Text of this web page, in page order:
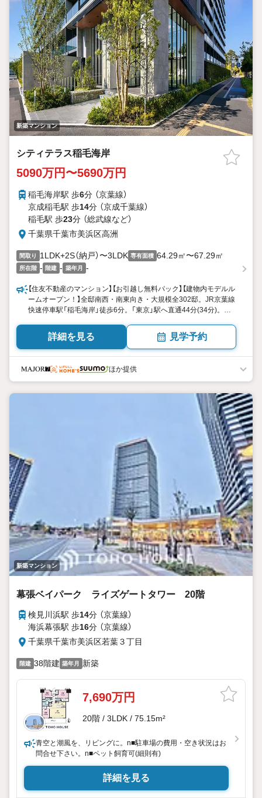
新築マンション
シティテラス稲毛海岸
5090万円〜5690万円
稲毛海岸駅 歩6分 （京葉線）
京成稲毛駅 歩14分 （京成千葉線）
稲毛駅 歩23分 （総武線など）
千葉県千葉市美浜区高洲
間取り 1LDK+2S（納戸）〜3LDK 専有面積 64.29㎡〜67.29㎡
所在階 - 階建 - 築年月 -
【住友不動産のマンション】【お引越し無料パック】【建物内モデルル
ームオープン！】全邸南西・南東向き・大規模全302邸。JR京葉線
快速停車駅「稲毛海岸」徒歩6分。「東京」駅へ直通44分(34分)。徒
米の稲毛海浜公園が身近。ゲストルーム・テレワークルーム設置
詳細を見る 見学予約
ほか提供
新築マンション
幕張ベイパーク ライズゲートタワー 20階
検見川浜駅 歩14分 （京葉線）
海浜幕張駅 歩16分 （京葉線）
千葉県千葉市美浜区若葉３丁目
階建 38階建 築年月 新築
7,690万円
20階 / 3LDK / 75.15m²
青空と潮風を、リビングに。n■駐車場の費用・空き状況はお
問合せ下さい。n■ペット飼育可(細則有)
詳細を見る